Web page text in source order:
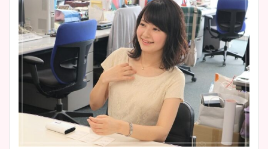
安藤萌々アナのカップ画像や
ニット衣装まとめ！美足の筋
肉も凄い！
鈴木唯の太ってた時の体重が
ヤバすぎww原因や痩せたダ
イエット方は？昔と現在を画